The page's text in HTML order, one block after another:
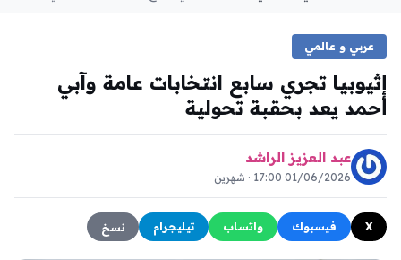
عربي و عالمي
إثيوبيا تجري سابع انتخابات عامة وآبي
أحمد يعد بحقبة تحولية
عبد العزيز الراشد
01/06/2026 17:00 · شهرين
X فيسبوك واتساب تيليجرام نسخ